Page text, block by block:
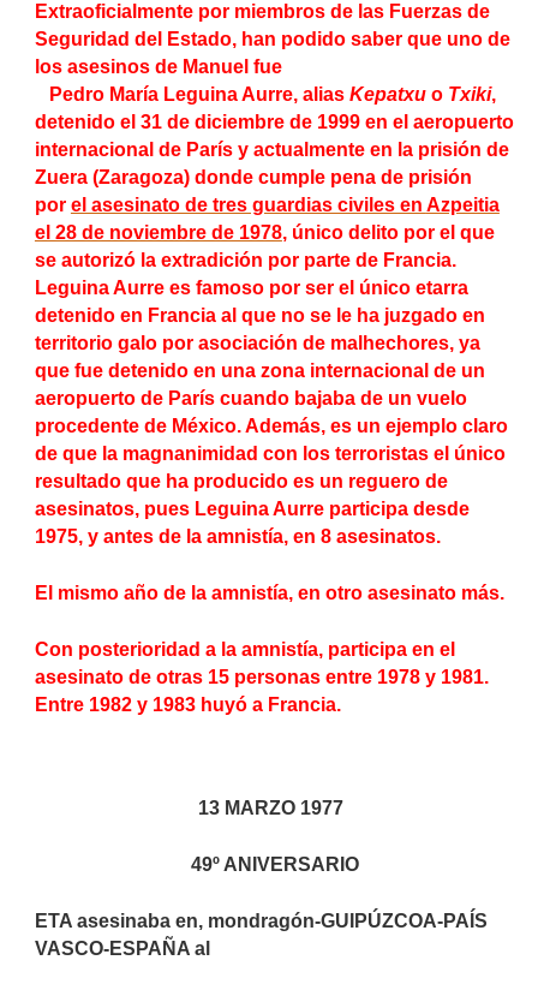
Extraoficialmente por miembros de las Fuerzas de
Seguridad del Estado, han podido saber que uno de
los asesinos de Manuel fue
Pedro María Leguina Aurre, alias Kepatxu o Txiki,
detenido el 31 de diciembre de 1999 en el aeropuerto
internacional de París y actualmente en la prisión de
Zuera (Zaragoza) donde cumple pena de prisión
por el asesinato de tres guardias civiles en Azpeitia
el 28 de noviembre de 1978, único delito por el que
se autorizó la extradición por parte de Francia.
Leguina Aurre es famoso por ser el único etarra
detenido en Francia al que no se le ha juzgado en
territorio galo por asociación de malhechores, ya
que fue detenido en una zona internacional de un
aeropuerto de París cuando bajaba de un vuelo
procedente de México. Además, es un ejemplo claro
de que la magnanimidad con los terroristas el único
resultado que ha producido es un reguero de
asesinatos, pues Leguina Aurre participa desde
1975, y antes de la amnistía, en 8 asesinatos.
El mismo año de la amnistía, en otro asesinato más.
Con posterioridad a la amnistía, participa en el
asesinato de otras 15 personas entre 1978 y 1981.
Entre 1982 y 1983 huyó a Francia.
13 MARZO 1977
49º ANIVERSARIO
ETA asesinaba en, mondragón-GUIPÚZCOA-PAÍS
VASCO-ESPAÑA al